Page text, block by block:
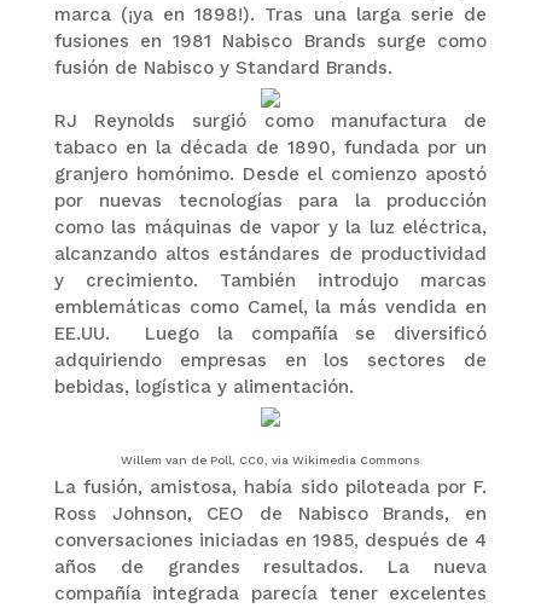
marca (¡ya en 1898!). Tras una larga serie de
fusiones en 1981 Nabisco Brands surge como
fusión de Nabisco y Standard Brands.
RJ Reynolds surgió como manufactura de
tabaco en la década de 1890, fundada por un
granjero homónimo. Desde el comienzo apostó
por nuevas tecnologías para la producción
como las máquinas de vapor y la luz eléctrica,
alcanzando altos estándares de productividad
y crecimiento. También introdujo marcas
emblemáticas como Camel, la más vendida en
EE.UU. Luego la compañía se diversificó
adquiriendo empresas en los sectores de
bebidas, logística y alimentación.
Willem van de Poll, CC0, via Wikimedia Commons
La fusión, amistosa, había sido piloteada por F.
Ross Johnson, CEO de Nabisco Brands, en
conversaciones iniciadas en 1985, después de 4
años de grandes resultados. La nueva
compañía integrada parecía tener excelentes